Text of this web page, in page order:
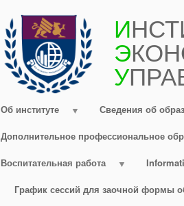
И
Э
У
Об институте Сведения об
Дополнительное профессиональное
Воспитательная работа
График сессий для заочной формы